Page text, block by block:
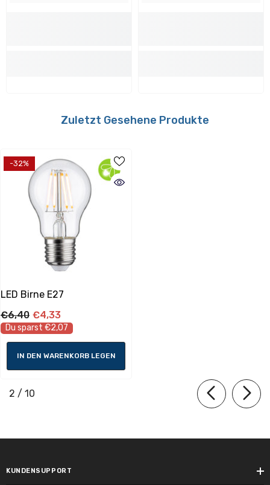
Energieverbrauch
Energieeffizientsklasse:
Energieverbrauch:
5 kWh_1000h
Lebensdauer
Nennlebensdauer:
75 %
Schaltzyklen vorzeitiger Ausfall >=:
50000.0
Lebensdauer:
Bemessungslebensdauer:
Zuletzt Gesehene Produkte
-32%
LED Birne E27
€6,40 €4,33
Du sparst €2,07
IN DEN WARENKORB LEGEN
2 / von
10
KUNDENSUPPORT